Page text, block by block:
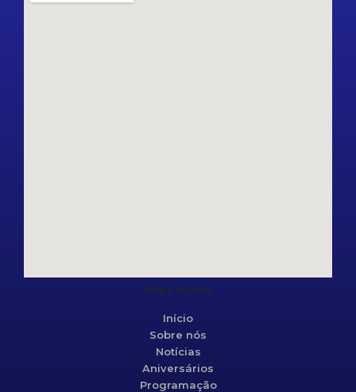
Mapa do site
Início
Sobre nós
Notícias
Aniversários
Programação